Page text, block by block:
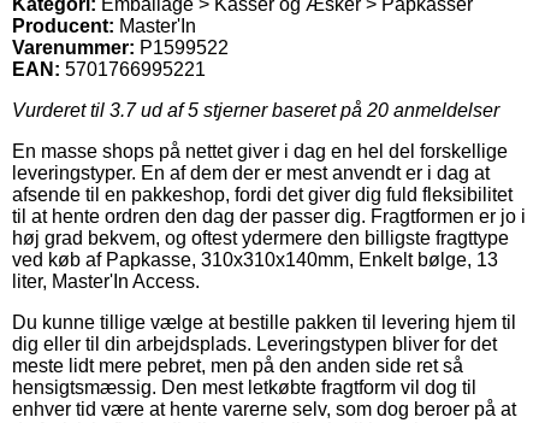
Producent: Master'In
Varenummer: P1599522
EAN: 5701766995221
Vurderet til 3.7ud af 5 stjerner baseret på 20 anmeldelser
En masse shops på nettet giver i dag en hel del forskellige
leveringstyper. En af dem der er mest anvendt er i dag at
afsende til en pakkeshop, fordi det giver dig fuld fleksibilitet
til at hente ordren den dag der passer dig. Fragtformen er jo i
høj grad bekvem, og oftest ydermere den billigste fragttype
ved køb af Papkasse, 310x310x140mm, Enkelt bølge, 13
liter, Master'In Access.
Du kunne tillige vælge at bestille pakken til levering hjem til
dig eller til din arbejdsplads. Leveringstypen bliver for det
meste lidt mere pebret, men på den anden side ret så
hensigtsmæssig. Den mest letkøbte fragtform vil dog til
enhver tid være at hente varerne selv, som dog beroer på at